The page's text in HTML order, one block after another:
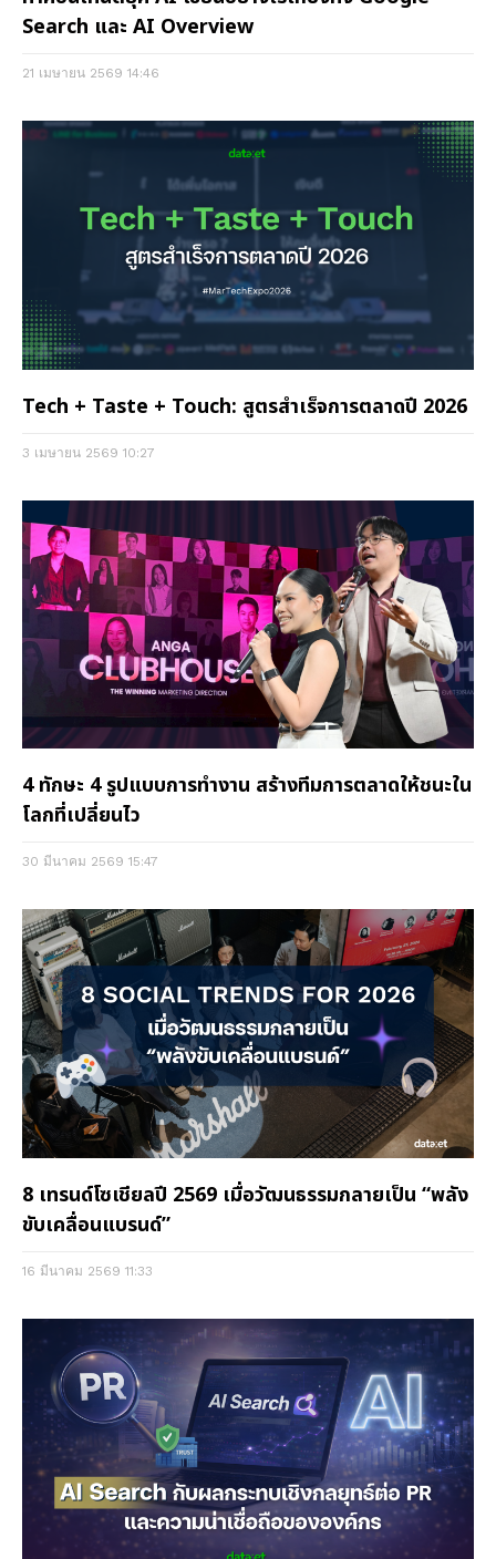
Search และ AI Overview
21 เมษายน 2569 14:46
Tech + Taste + Touch: สูตรสำเร็จการตลาดปี 2026
3 เมษายน 2569 10:27
4 ทักษะ 4 รูปแบบการทำงาน สร้างทีมการตลาดให้ชนะใน
โลกที่เปลี่ยนไว
30 มีนาคม 2569 15:47
8 เทรนด์โซเชียลปี 2569 เมื่อวัฒนธรรมกลายเป็น “พลัง
ขับเคลื่อนแบรนด์”
16 มีนาคม 2569 11:33